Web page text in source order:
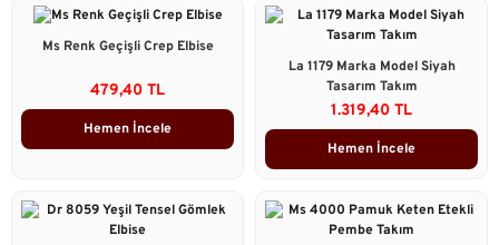
Ms Renk Geçişli Crep Elbise
479,40 TL
Hemen İncele
La 1179 Marka Model Siyah
Tasarım Takım
1.319,40 TL
Hemen İncele
Bizi Takip Edin!
Kredi kartı bilgileriniz 256bit SSL sertifikası ile korunmaktadır.